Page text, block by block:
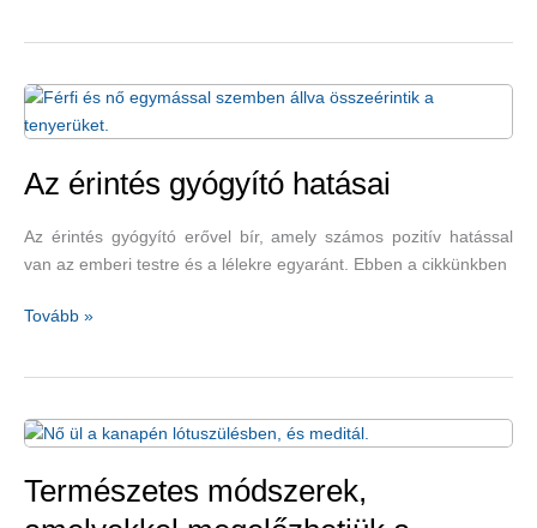
nyirokrendszert
Az érintés gyógyító hatásai
Az érintés gyógyító erővel bír, amely számos pozitív hatással
van az emberi testre és a lélekre egyaránt. Ebben a cikkünkben
Az
Tovább »
Természetes módszerek,